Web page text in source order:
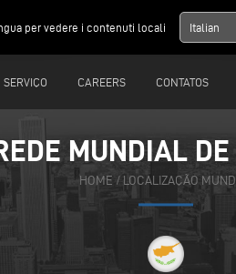
per vedere i contenuti locali Italian
SERVIÇO CAREERS CONTATOS
MUNDIAL
HOME / LOCALIZAÇÃO